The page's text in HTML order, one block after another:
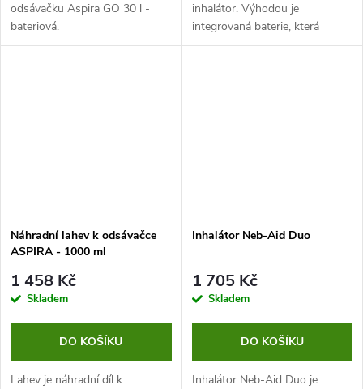
odsávačku Aspira GO 30 l -
bateriová.
inhalátor. Výhodou je
integrovaná baterie, která
umožní inhalaci kdykoliv na
Náhradní lahev k odsávačce
ASPIRA - 1000 ml
1 458 Kč
Skladem
DO KOŠÍKU
Lahev je náhradní díl k
Inhalátor Neb-Aid Duo
1 705 Kč
Skladem
DO KOŠÍKU
Inhalátor Neb-Aid Duo je